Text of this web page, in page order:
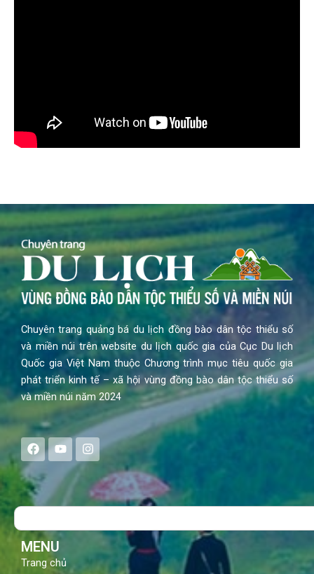
Chuyên trang quảng bá du lịch đồng bào dân tộc thiểu số
và miền núi trên website du lịch quốc gia của Cục Du lịch
Quốc gia Việt Nam thuộc Chương trình mục tiêu quốc gia
phát triển kinh tế – xã hội vùng đồng bào dân tộc thiểu số
và miền núi năm 2024
F
a
c
e
b
o
Y
o
u
t
u
b
I
n
s
a
g
Search
MENU
Trang chủ